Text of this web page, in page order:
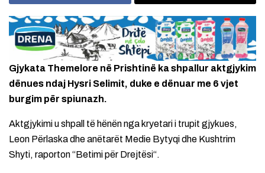
Gjykata Themelore në Prishtinë ka shpallur aktgjykim
dënues ndaj Hysri Selimit, duke e dënuar me 6 vjet
burgim për spiunazh.
Aktgjykimi u shpall të hënën nga kryetari i trupit gjykues,
Leon Përlaska dhe anëtarët Medie Bytyqi dhe Kushtrim
Shyti, raporton “Betimi për Drejtësi“.